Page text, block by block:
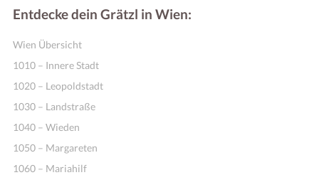
Entdecke dein Grätzl in Wien:
Wien Übersicht
1010 – Innere Stadt
1020 – Leopoldstadt
1030 – Landstraße
1040 – Wieden
1050 – Margareten
1060 – Mariahilf